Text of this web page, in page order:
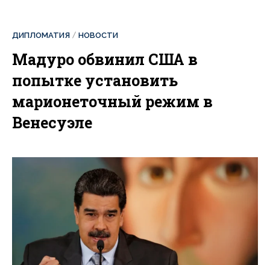
ДИПЛОМАТИЯ НОВОСТИ
Мадуро обвинил США в
попытке установить
марионеточный режим в
Венесуэле